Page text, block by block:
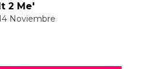
It 2 Me'
Noviembre